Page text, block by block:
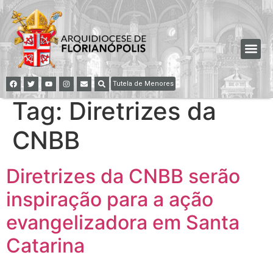
Tutela de Menores
Tag: Diretrizes da
CNBB
Diretrizes da CNBB serão
inspiração para a ação
evangelizadora em Santa
Catarina